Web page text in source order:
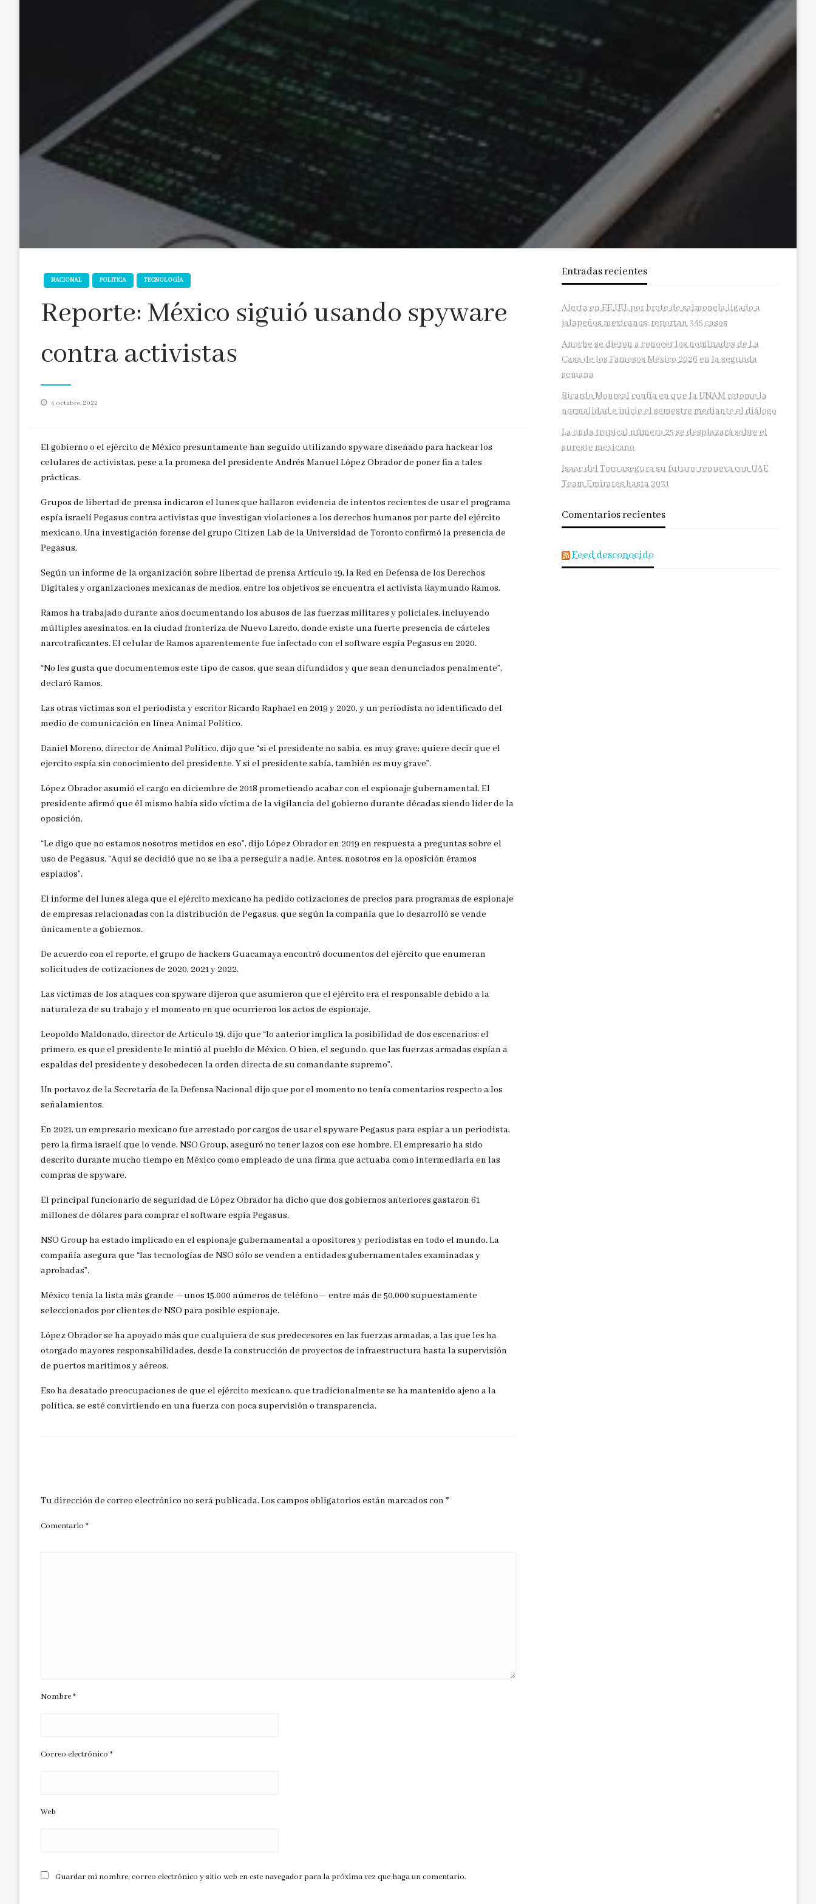
NACIONAL POLITICA TECNOLOGÍA
Reporte: México siguió usando spyware
contra activistas
Publicado
4 octubre, 2022
El gobierno o el ejército de México presuntamente han seguido utilizando spyware diseñado para hackear los
celulares de activistas, pese a la promesa del presidente Andrés Manuel López Obrador de poner fin a tales
prácticas.
Grupos de libertad de prensa indicaron el lunes que hallaron evidencia de intentos recientes de usar el programa
espía israelí Pegasus contra activistas que investigan violaciones a los derechos humanos por parte del ejército
mexicano. Una investigación forense del grupo Citizen Lab de la Universidad de Toronto confirmó la presencia de
Pegasus.
Según un informe de la organización sobre libertad de prensa Artículo 19, la Red en Defensa de los Derechos
Digitales y organizaciones mexicanas de medios, entre los objetivos se encuentra el activista Raymundo Ramos.
Ramos ha trabajado durante años documentando los abusos de las fuerzas militares y policiales, incluyendo
múltiples asesinatos, en la ciudad fronteriza de Nuevo Laredo, donde existe una fuerte presencia de cárteles
narcotraficantes. El celular de Ramos aparentemente fue infectado con el software espía Pegasus en 2020.
“No les gusta que documentemos este tipo de casos, que sean difundidos y que sean denunciados penalmente”,
declaró Ramos.
Las otras víctimas son el periodista y escritor Ricardo Raphael en 2019 y 2020, y un periodista no identificado del
medio de comunicación en línea Animal Político.
Daniel Moreno, director de Animal Político, dijo que “si el presidente no sabia, es muy grave; quiere decir que el
ejercito espía sin conocimiento del presidente. Y si el presidente sabía, también es muy grave”.
López Obrador asumió el cargo en diciembre de 2018 prometiendo acabar con el espionaje gubernamental. El
presidente afirmó que él mismo había sido víctima de la vigilancia del gobierno durante décadas siendo líder de la
oposición.
“Le digo que no estamos nosotros metidos en eso”, dijo López Obrador en 2019 en respuesta a preguntas sobre el
uso de Pegasus. “Aquí se decidió que no se iba a perseguir a nadie. Antes, nosotros en la oposición éramos
espiados”.
El informe del lunes alega que el ejército mexicano ha pedido cotizaciones de precios para programas de espionaje
de empresas relacionadas con la distribución de Pegasus, que según la compañía que lo desarrolló se vende
únicamente a gobiernos.
De acuerdo con el reporte, el grupo de hackers Guacamaya encontró documentos del ejército que enumeran
solicitudes de cotizaciones de 2020, 2021 y 2022.
Las víctimas de los ataques con spyware dijeron que asumieron que el ejército era el responsable debido a la
naturaleza de su trabajo y el momento en que ocurrieron los actos de espionaje.
Leopoldo Maldonado, director de Artículo 19, dijo que “lo anterior implica la posibilidad de dos escenarios: el
primero, es que el presidente le mintió al pueblo de México. O bien, el segundo, que las fuerzas armadas espían a
espaldas del presidente y desobedecen la orden directa de su comandante supremo”.
Un portavoz de la Secretaría de la Defensa Nacional dijo que por el momento no tenía comentarios respecto a los
señalamientos.
En 2021, un empresario mexicano fue arrestado por cargos de usar el spyware Pegasus para espiar a un periodista,
pero la firma israelí que lo vende, NSO Group, aseguró no tener lazos con ese hombre. El empresario ha sido
descrito durante mucho tiempo en México como empleado de una firma que actuaba como intermediaria en las
compras de spyware.
El principal funcionario de seguridad de López Obrador ha dicho que dos gobiernos anteriores gastaron 61
millones de dólares para comprar el software espía Pegasus.
NSO Group ha estado implicado en el espionaje gubernamental a opositores y periodistas en todo el mundo. La
compañía asegura que “las tecnologías de NSO sólo se venden a entidades gubernamentales examinadas y
aprobadas”.
México tenía la lista más grande —unos 15.000 números de teléfono— entre más de 50,000 supuestamente
seleccionados por clientes de NSO para posible espionaje.
López Obrador se ha apoyado más que cualquiera de sus predecesores en las fuerzas armadas, a las que les ha
otorgado mayores responsabilidades, desde la construcción de proyectos de infraestructura hasta la supervisión
de puertos marítimos y aéreos.
Eso ha desatado preocupaciones de que el ejército mexicano, que tradicionalmente se ha mantenido ajeno a la
política, se esté convirtiendo en una fuerza con poca supervisión o transparencia.
Tu dirección de correo electrónico no será publicada.Los campos obligatorios están marcados con *
Comentario *
Nombre*
Correo electrónico *
Web
Guardar mi nombre, correo electrónico y sitio web en este navegador para la próxima vez que haga un comentario.
Entradas recientes
Alerta en EE.UU. por brote de salmonela ligado a
jalapeños mexicanos; reportan 345 casos
Anoche se dieron a conocer los nominados de La
Casa de los Famosos México 2026 en la segunda
semana
Ricardo Monreal confía en que la UNAM retome la
normalidad e inicie el semestre mediante el diálogo
La onda tropical número 25 se desplazará sobre el
sureste mexicano
Isaac del Toro asegura su futuro: renueva con UAE
Team Emirates hasta 2031
Comentarios recientes
Feed desconocido